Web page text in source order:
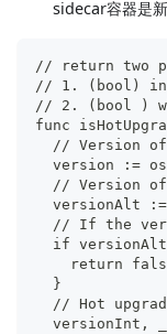
sidecar容器是新
// return two
// 1. (bool)
// 2. (bool )
func
// Version
version :=
// Version
versionAlt
// If the
if
return
  }
// Hot
versionInt,